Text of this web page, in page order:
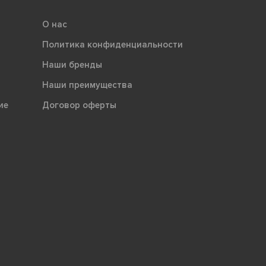
О нас
Политика конфиденциальности
Наши бренды
Наши преимущества
Договор оферты